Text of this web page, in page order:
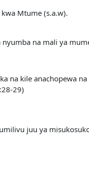
Mtume (s.a.w).
na mali ya
na kile anachopewa
29)
juu ya